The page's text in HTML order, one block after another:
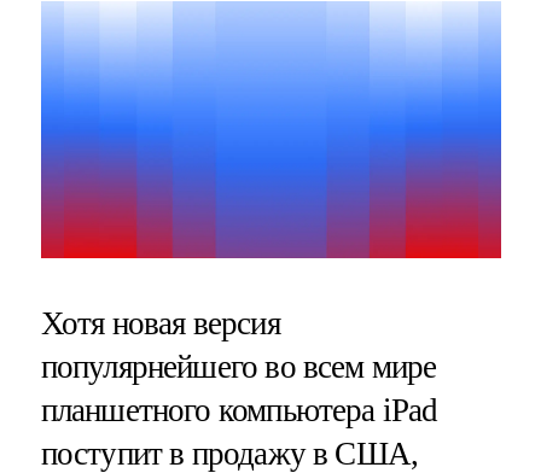
Хотя новая версия
популярнейшего во всем мире
планшетного компьютера iPad
поступит в продажу в США,